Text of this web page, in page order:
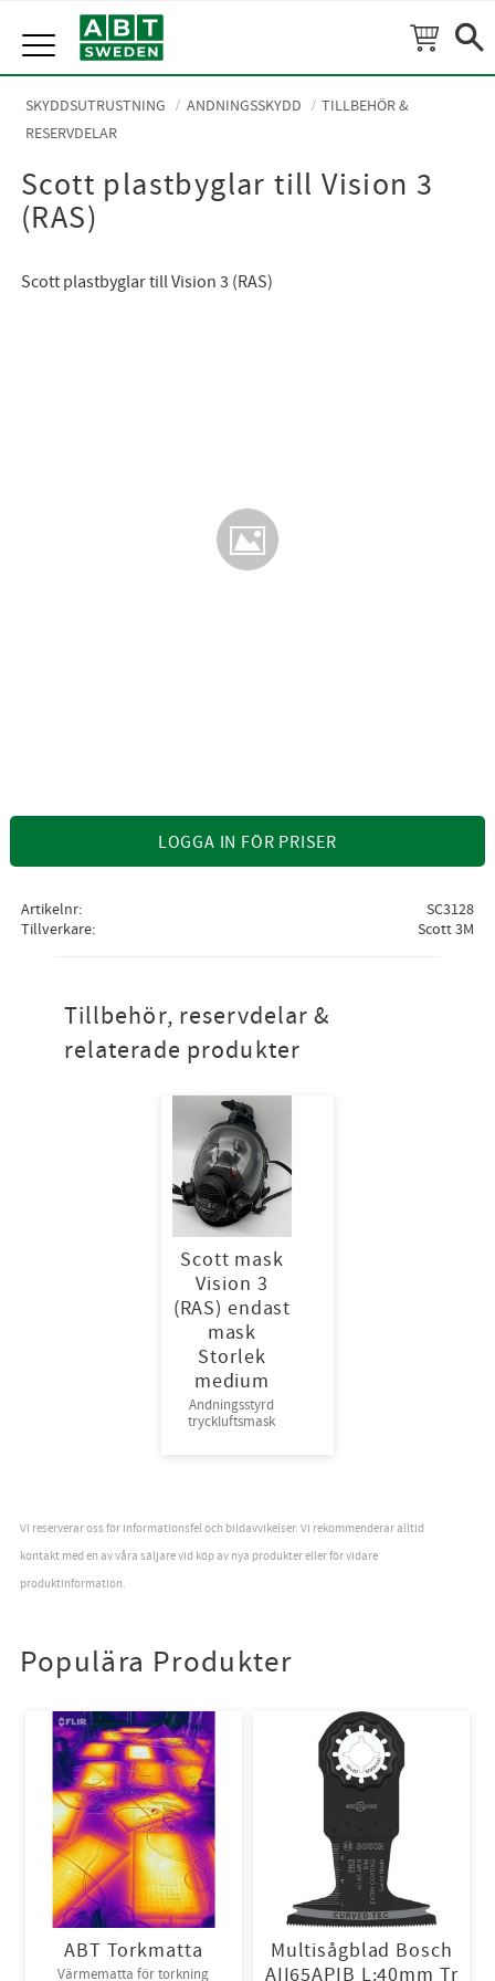
Meny
SKYDDSUTRUSTNING ANDNINGSSKYDD
TILLBEHÖR &
RESERVDELAR
Scott plastbyglar till Vision 3
(RAS)
Scott plastbyglar till Vision 3 (RAS)
LOGGA IN FÖR PRISER
Artikelnr
SC3128
Tillverkare
Scott 3M
Tillbehör, reservdelar &
relaterade produkter
Scott mask
Vision 3
(RAS) endast
mask
Storlek
medium
Andningsstyrd
tryckluftsmask
Vi reserverar oss för informationsfel och bildavvikelser. Vi rekommenderar alltid
kontakt med en av våra säljare vid köp av nya produkter eller för vidare
produktinformation.
Populära Produkter
ABT Torkmatta
Värmematta för torkning
Multisågblad Bosch
AII65APIB L:40mm Tr